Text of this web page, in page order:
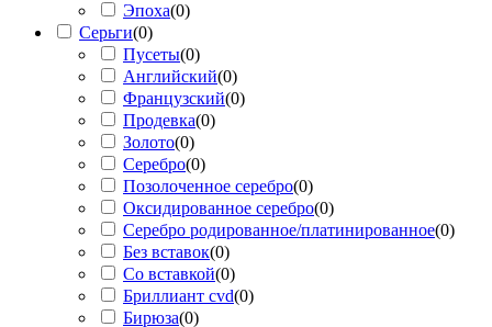
Эпоха(0)
Серьги(0)
Пусеты(0)
Английский(0)
Французский(0)
Продевка(0)
Золото(0)
Серебро(0)
Позолоченное серебро(0)
Оксидированное серебро(0)
Серебро родированное/платинированное(0)
Без вставок(0)
Со вставкой(0)
Бриллиант cvd(0)
Бирюза(0)